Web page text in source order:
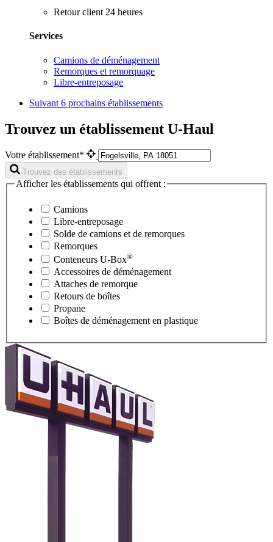
Retour client 24 heures
Services
Camions de déménagement
Remorques et remorquage
Libre-entreposage
Suivant 6 prochains établissements
Trouvez un établissement U-Haul
Votre établissement*
Trouvez des établissements
Afficher les établissements qui offrent :
Camions
Libre-entreposage
Solde de camions et de remorques
Remorques
Conteneurs U-Box®
Accessoires de déménagement
Attaches de remorque
Retours de boîtes
Propane
Boîtes de déménagement en plastique